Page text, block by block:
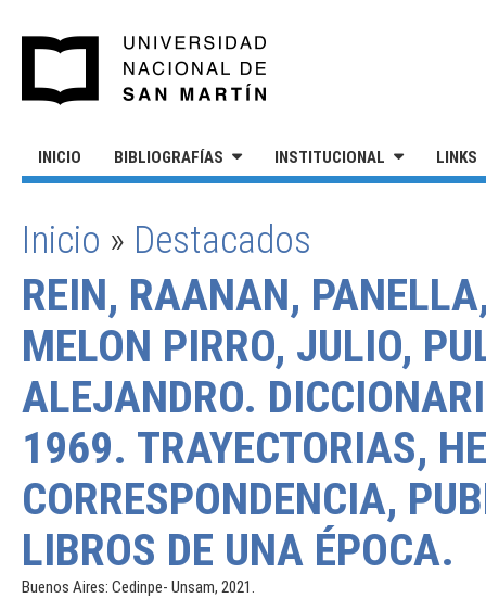
INICIO BIBLIOGRAFÍAS INSTITUCIONAL LINKS
SE ENCUENTRA USTED AQUÍ
Inicio » Destacados
REIN, RAANAN,
MELON PIRRO, JULIO,
ALEJANDRO.
1969. TRAYECTORIAS,
CORRESPONDENCIA,
LIBROS DE UNA ÉPOCA.
Buenos Aires: Cedinpe- Unsam, 2021.